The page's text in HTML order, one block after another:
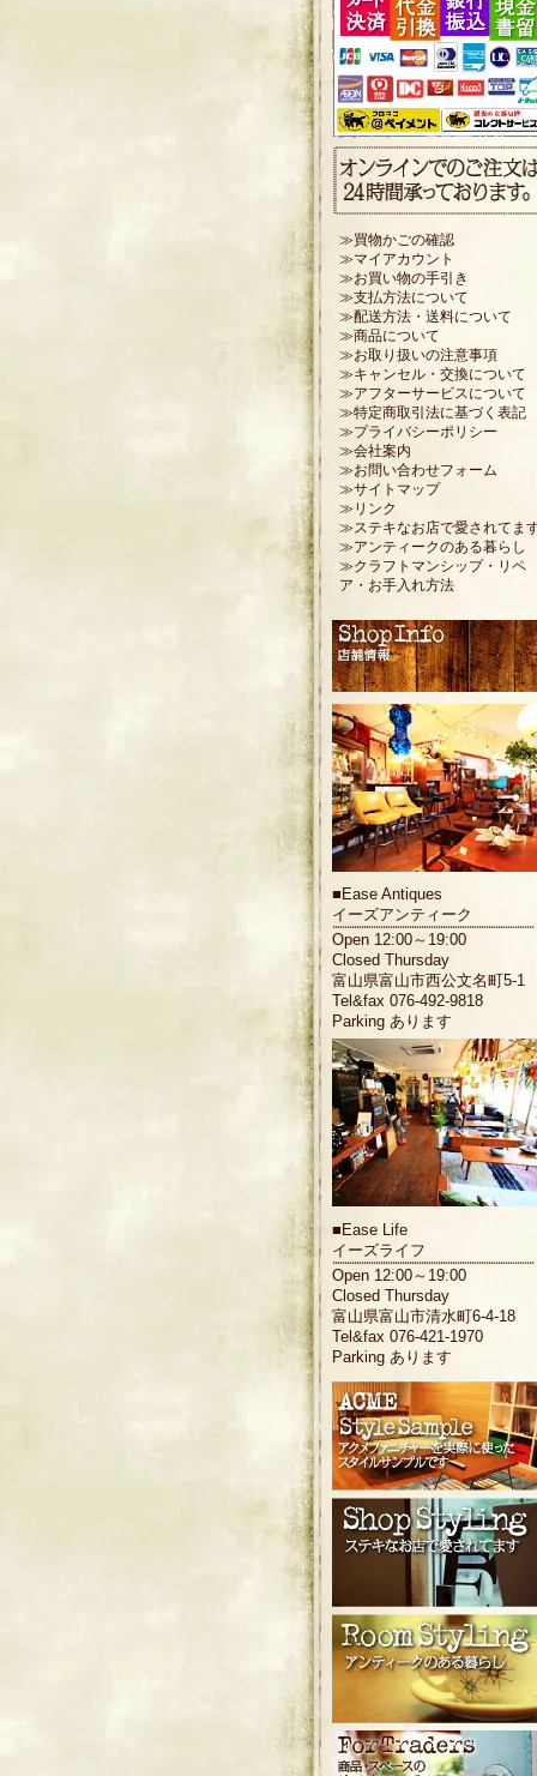
≫買物かごの確認
≫マイアカウント
≫お買い物の手引き
≫支払方法について
≫配送方法・送料について
≫商品について
≫お取り扱いの注意事項
≫キャンセル・交換について
≫アフターサービスについて
≫特定商取引法に基づく表記
≫プライバシーポリシー
≫会社案内
≫お問い合わせフォーム
≫サイトマップ
≫リンク
≫ステキなお店で愛されてま
≫アンティークのある暮らし
≫クラフトマンシップ・リペ
ア・お手入れ方法
■ Ease Antiques
イーズアンティーク
Open 12:00～19:00
Closed Thursday
富山県富山市西公文名町5-1
Tel&fax 076-492-9818
Parking あります
■ Ease Life
イーズライフ
Open 12:00～19:00
Closed Thursday
富山県富山市清水町6-4-18
Tel&fax 076-421-1970
Parking あります